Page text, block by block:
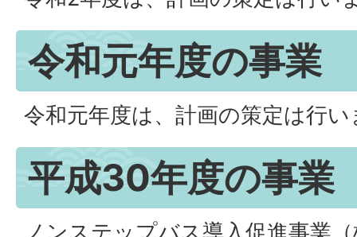
令和元年度の事業
令和元年度は、計画の策定は行
平成30年度の事業